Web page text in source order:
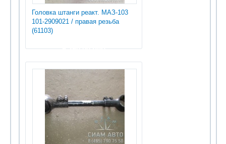
Головка штанги реакт. МАЗ-103
101-2909021 / правая резьба
(61103)
5 250.00 руб